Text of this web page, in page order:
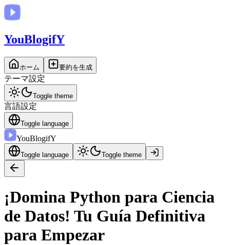
YouBlogifY
ホーム 要約を生成
テーマ設定
Toggle theme
言語設定
Toggle language
YouBlogifY
Toggle language Toggle theme
¡Domina Python para Ciencia
de Datos! Tu Guía Definitiva
para Empezar